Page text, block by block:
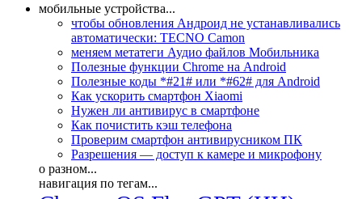
мобильные устройства...
чтобы обновления Андроид не устанавливались
автоматически: TECNO Camon
меняем метатеги Аудио файлов Мобильника
Полезные функции Chrome на Android
Полезные коды *#21# или *#62# для Android
Как ускорить смартфон Xiaomi
Нужен ли антивирус в смартфоне
Как почистить кэш телефона
Проверим смартфон антивирусником ПК
Разрешения — доступ к камере и микрофону
о разном...
навигация по тегам...